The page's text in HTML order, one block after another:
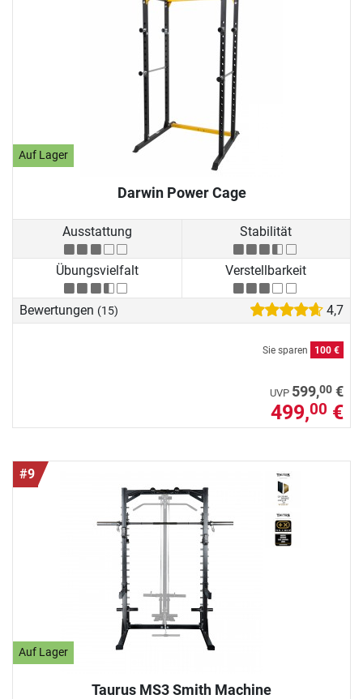
Auf Lager
Darwin Power Cage
Ausstattung Stabilität
Übungsvielfalt Verstellbarkeit
Bewertungen (15) 4,7
Sie sparen 100 €
UVP 599,00 €
499,00 €
#9
Auf Lager
Taurus MS3 Smith Machine